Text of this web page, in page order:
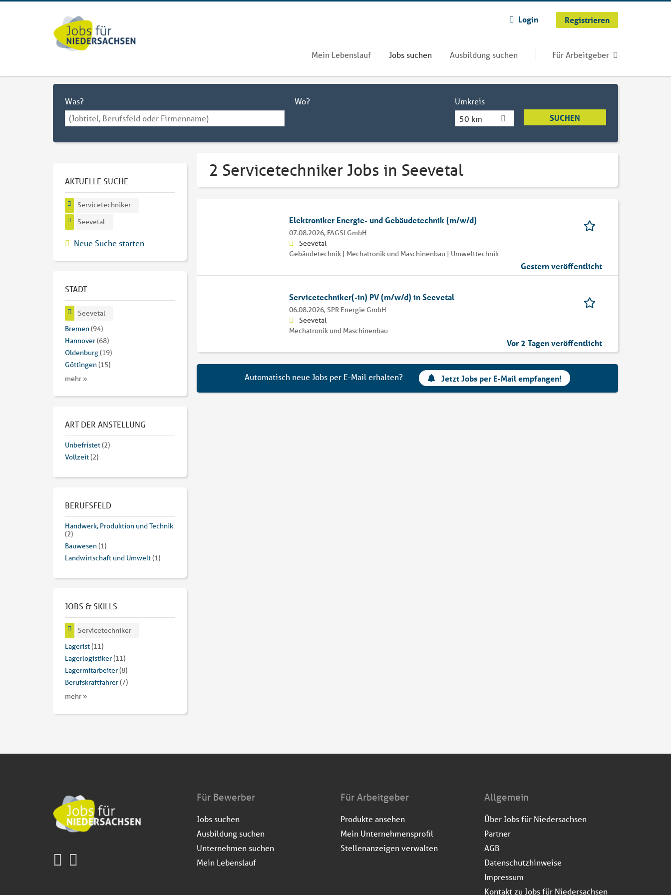
Login Registrieren
Mein Lebenslauf Jobs suchen Ausbildung suchen Für Arbeitgeber
Was? Wo?
Umkreis
50 km
2 Servicetechniker Jobs in Seevetal
Elektroniker Energie- und Gebäudetechnik (m/w/d)
07.08.2026, FAGSI GmbH
Seevetal
Gebäudetechnik | Mechatronik und Maschinenbau | Umwelttechnik
Gestern veröffentlicht
Servicetechniker(-in) PV (m/w/d) in Seevetal
06.08.2026, SPR Energie GmbH
Seevetal
Mechatronik und Maschinenbau
Vor 2 Tagen veröffentlicht
Automatisch neue Jobs per E-Mail erhalten? Jetzt Jobs per E-Mail empfangen!
AKTUELLE SUCHE
Servicetechniker
Seevetal
Neue Suche starten
STADT
Seevetal
Bremen(94)
Hannover(68)
Oldenburg(19)
Göttingen(15)
mehr »
ART DER ANSTELLUNG
Unbefristet(2)
Vollzeit(2)
BERUFSFELD
Handwerk, Produktion und Technik
(2)
Bauwesen(1)
Landwirtschaft und Umwelt(1)
JOBS & SKILLS
Servicetechniker
Lagerist(11)
Lagerlogistiker(11)
Lagermitarbeiter(8)
Berufskraftfahrer(7)
mehr »
Für Bewerber
Jobs suchen
Ausbildung suchen
Unternehmen suchen
Mein Lebenslauf
Für Arbeitgeber
Produkte ansehen
Mein Unternehmensprofil
Stellenanzeigen verwalten
Allgemein
Über Jobs für Niedersachsen
Partner
AGB
Datenschutzhinweise
Impressum
Kontakt zu Jobs für Niedersachsen